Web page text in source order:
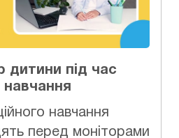
дитини під час
навчання
навчання
перед моніторами